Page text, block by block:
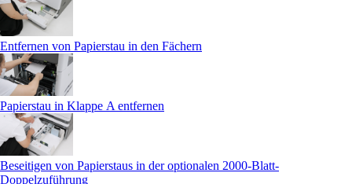
Entfernen von Papierstau in den Fächern
Papierstau in Klappe A entfernen
Beseitigen von Papierstaus in der optionalen 2000-Blatt-
Doppelzuführung